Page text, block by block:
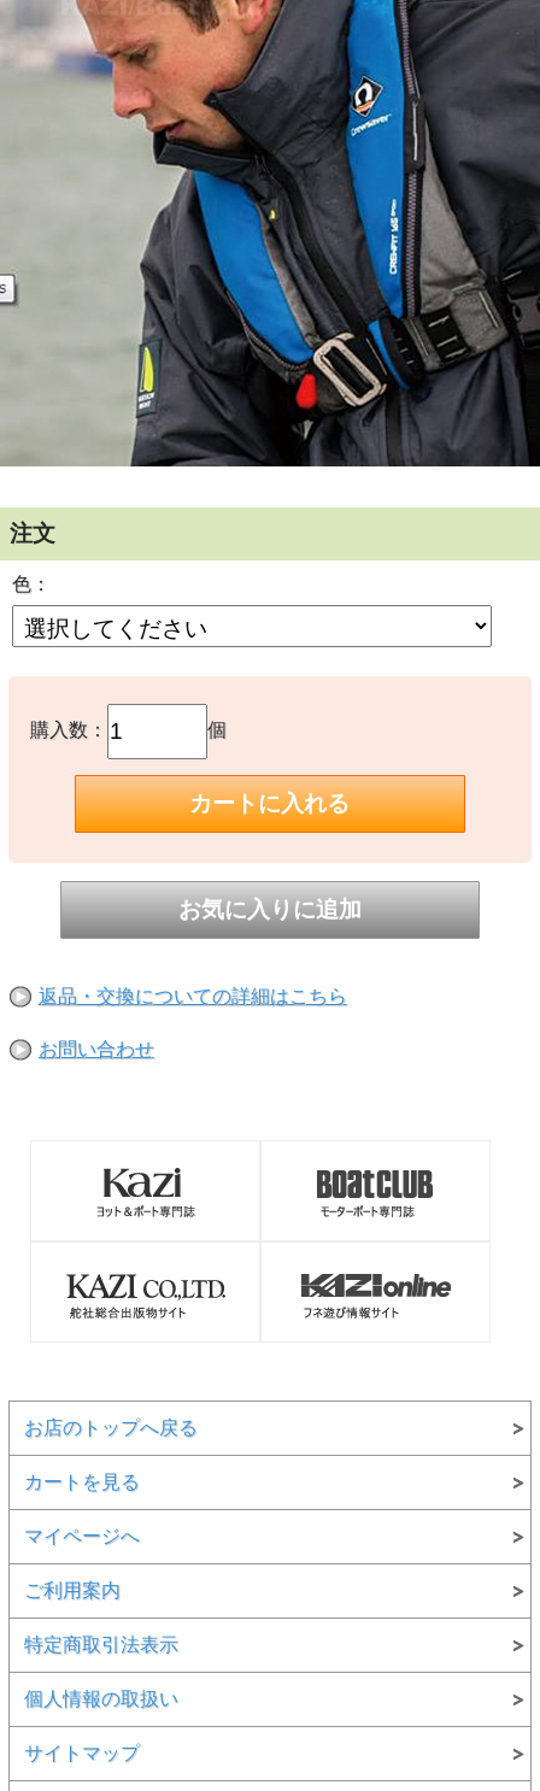
注文
色：
購入数： 個
返品・交換についての詳細はこちら
お問い合わせ
お店のトップへ戻る
カートを見る
マイページへ
ご利用案内
特定商取引法表示
個人情報の取扱い
サイトマップ